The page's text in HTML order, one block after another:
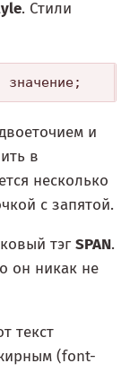
. Стили
значение;
и
в
несколько
с запятой.
тэгSPAN.
он никак не
текст
(font-